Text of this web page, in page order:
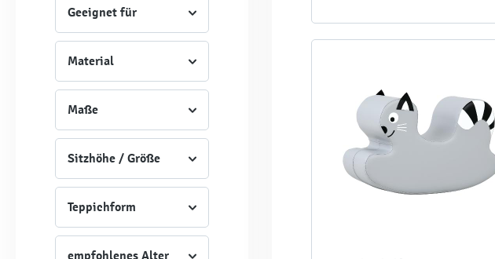
Geeignet für
Material
Maße
Sitzhöhe / Größe
Teppichform
empfohlenes Alter